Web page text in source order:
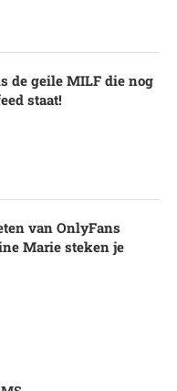
de geile MILF die nog
staat!
van OnlyFans
Marie steken je